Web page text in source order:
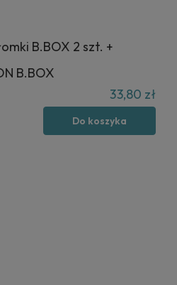
B.BOX 2 szt. +
B.BOX
33,80 zł
Do koszyka